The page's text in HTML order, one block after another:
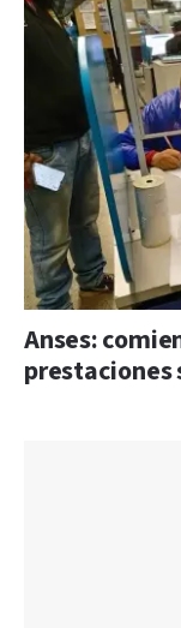
Anses:
prestaciones